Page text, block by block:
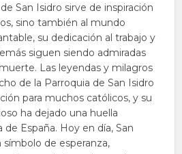
San Isidro sirve de inspiración
sino también al mundo
su dedicación al trabajo y
siguen siendo admiradas
Las leyendas y milagros
de la Parroquia de San Isidro
para muchos católicos, y su
ha dejado una huella
España. Hoy en día, San
de esperanza,